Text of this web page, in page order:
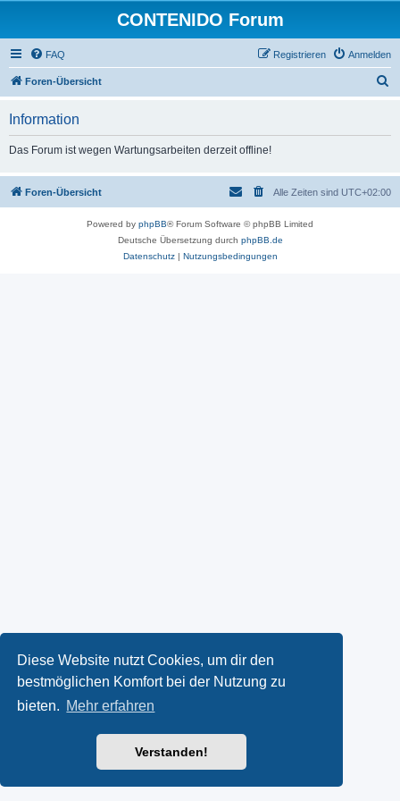
Diese Website nutzt Cookies, um dir den
bestmöglichen Komfort bei der Nutzung zu
bieten. Mehr erfahren
Verstanden!
CONTENIDO Forum
FAQ Anmelden
Registrieren
Foren-Übersicht
Information
Das Forum ist wegen Wartungsarbeiten derzeit offline!
Foren-Übersicht Alle Zeiten sind UTC+02:00
Powered by phpBB® Forum Software © phpBB Limited
Deutsche Übersetzung durch phpBB.de
Datenschutz| Nutzungsbedingungen